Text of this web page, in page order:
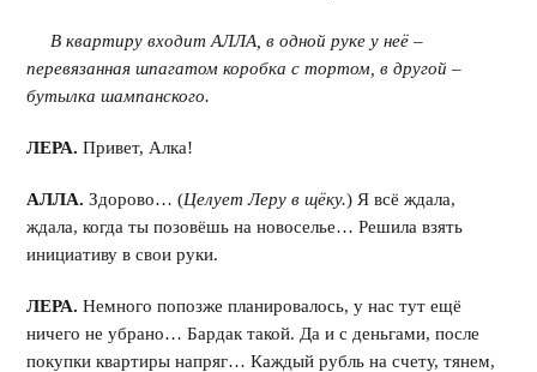
В квартиру входит АЛЛА, в одной руке у неё –
перевязанная шпагатом коробка с тортом, в другой –
бутылка шампанского.
ЛЕРА. Привет, Алка!
АЛЛА. Здорово… (Целует Леру в щёку.) Я всё ждала,
ждала, когда ты позовёшь на новоселье… Решила взять
инициативу в свои руки.
ЛЕРА. Немного попозже планировалось, у нас тут ещё
ничего не убрано… Бардак такой. Да и с деньгами, после
покупки квартиры напряг… Каждый рубль на счету, тянем,